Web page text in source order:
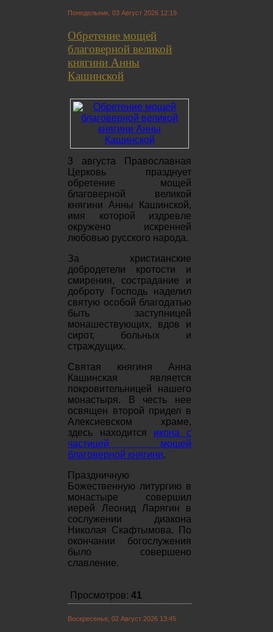
Понедельник, 03 Август 2026 12:19
Обретение мощей
благоверной великой
княгини Анны
Кашинской
3 августа Православная
Церковь празднует
обретение мощей
благоверной великой
княгини Анны Кашинской,
имя которой издревле
окружено искренней
любовью русского народа.
За христианские
добродетели кротости и
смирения, сострадание и
доброту Господь наделил
святую особой благодатью
быть заступницей
монашествующих, вдов и
сирот, больных и
страждущих.
Святая княгиня Анна
Кашинская является
покровительницей нашего
монастыря. В честь нее
освящен второй придел в
Алексиевском храме,
здесь находится икона с
частицей мощей
благоверной княгини.
Праздничную
Божественную литургию в
монастыре совершил
иерей Леонид Ларягин в
сослужении диакона
Николая Скафтымова. По
окончании богослужения
было совершено
славление.
Просмотров:41
Воскресенье, 02 Август 2026 13:45